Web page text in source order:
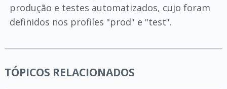
produção e testes automatizados, cujo foram
definidos nos profiles "prod" e "test".
TÓPICOS RELACIONADOS